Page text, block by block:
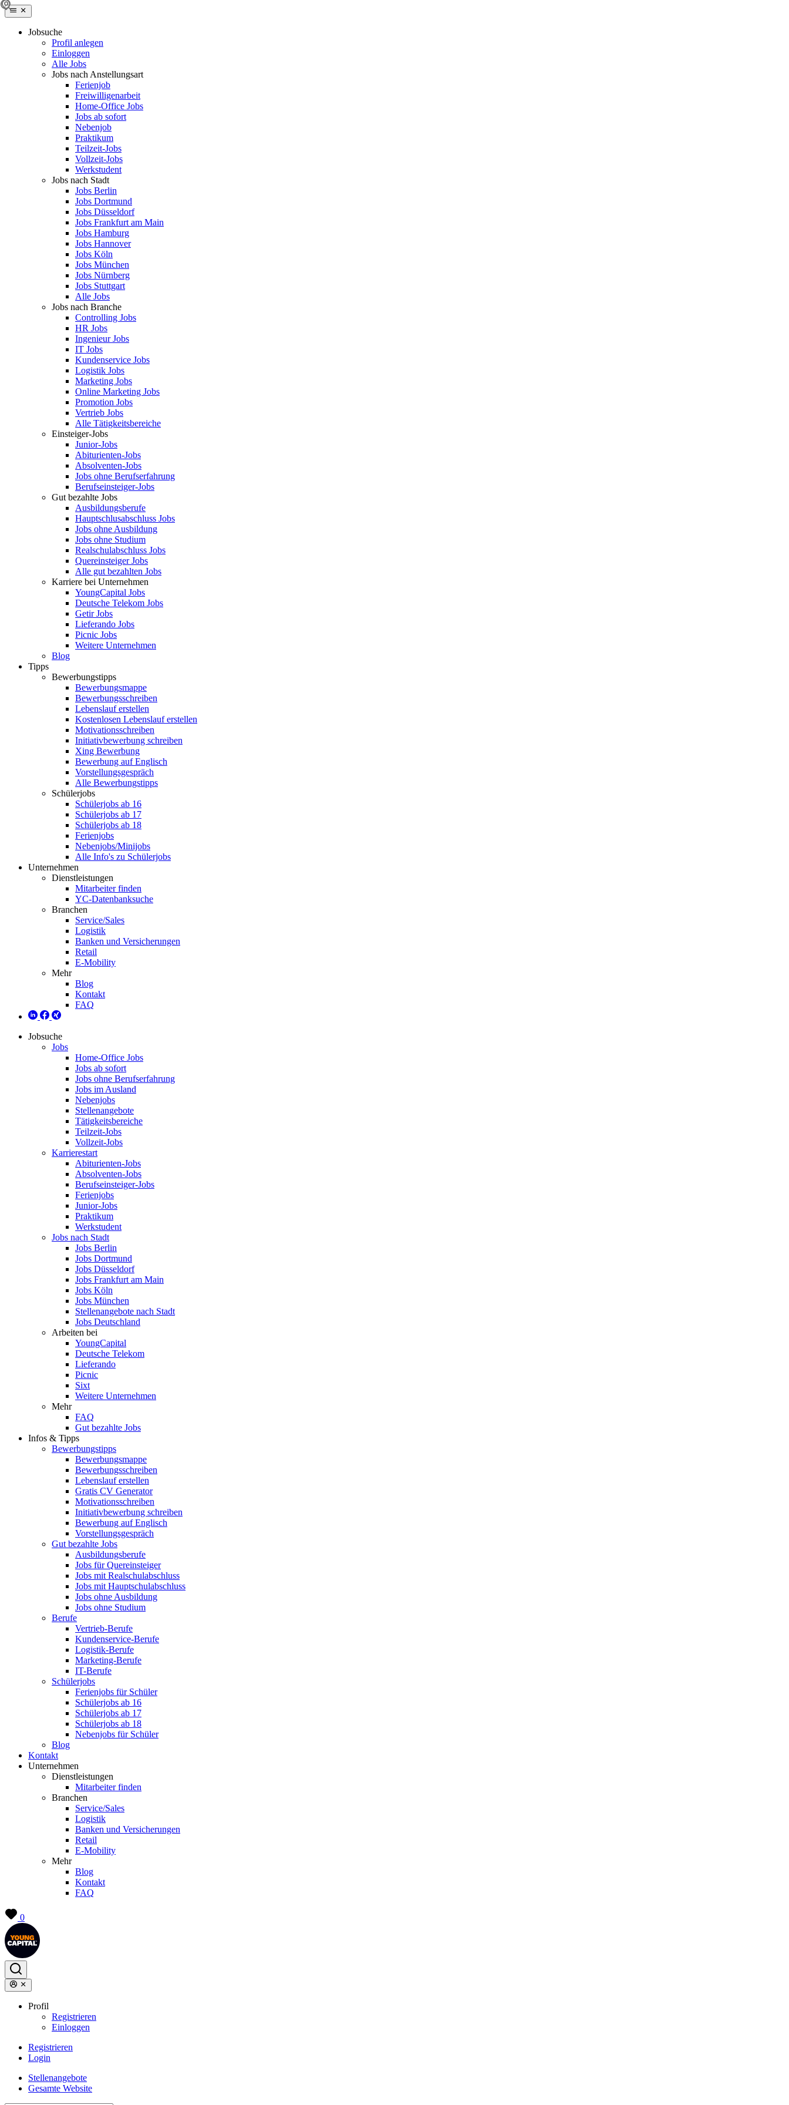
Jobsuche
Profil anlegen
Einloggen
Alle Jobs
Jobs nach Anstellungsart
Ferienjob
Freiwilligenarbeit
Home-Office Jobs
Jobs ab sofort
Nebenjob
Praktikum
Teilzeit-Jobs
Vollzeit-Jobs
Werkstudent
Jobs nach Stadt
Jobs Berlin
Jobs Dortmund
Jobs Düsseldorf
Jobs Frankfurt am Main
Jobs Hamburg
Jobs Hannover
Jobs Köln
Jobs München
Jobs Nürnberg
Jobs Stuttgart
Alle Jobs
Jobs nach Branche
Controlling Jobs
HR Jobs
Ingenieur Jobs
IT Jobs
Kundenservice Jobs
Logistik Jobs
Marketing Jobs
Online Marketing Jobs
Promotion Jobs
Vertrieb Jobs
Alle Tätigkeitsbereiche
Einsteiger-Jobs
Junior-Jobs
Abiturienten-Jobs
Absolventen-Jobs
Jobs ohne Berufserfahrung
Berufseinsteiger-Jobs
Gut bezahlte Jobs
Ausbildungsberufe
Hauptschlusabschluss Jobs
Jobs ohne Ausbildung
Jobs ohne Studium
Realschulabschluss Jobs
Quereinsteiger Jobs
Alle gut bezahlten Jobs
Karriere bei Unternehmen
YoungCapital Jobs
Deutsche Telekom Jobs
Getir Jobs
Lieferando Jobs
Picnic Jobs
Weitere Unternehmen
Blog
Tipps
Bewerbungstipps
Bewerbungsmappe
Bewerbungsschreiben
Lebenslauf erstellen
Kostenlosen Lebenslauf erstellen
Motivationsschreiben
Initiativbewerbung schreiben
Xing Bewerbung
Bewerbung auf Englisch
Vorstellungsgespräch
Alle Bewerbungstipps
Schülerjobs
Schülerjobs ab 16
Schülerjobs ab 17
Schülerjobs ab 18
Ferienjobs
Nebenjobs/Minijobs
Alle Info's zu Schülerjobs
Unternehmen
Dienstleistungen
Mitarbeiter finden
YC-Datenbanksuche
Branchen
Service/Sales
Logistik
Banken und Versicherungen
Retail
E-Mobility
Mehr
Blog
Kontakt
FAQ
Jobsuche
Jobs
Home-Office Jobs
Jobs ab sofort
Jobs ohne Berufserfahrung
Jobs im Ausland
Nebenjobs
Stellenangebote
Tätigkeitsbereiche
Teilzeit-Jobs
Vollzeit-Jobs
Karrierestart
Abiturienten-Jobs
Absolventen-Jobs
Berufseinsteiger-Jobs
Ferienjobs
Junior-Jobs
Praktikum
Werkstudent
Jobs nach Stadt
Jobs Berlin
Jobs Dortmund
Jobs Düsseldorf
Jobs Frankfurt am Main
Jobs Köln
Jobs München
Stellenangebote nach Stadt
Jobs Deutschland
Arbeiten bei
YoungCapital
Deutsche Telekom
Lieferando
Picnic
Sixt
Weitere Unternehmen
Mehr
FAQ
Gut bezahlte Jobs
Infos & Tipps
Bewerbungstipps
Bewerbungsmappe
Bewerbungsschreiben
Lebenslauf erstellen
Gratis CV Generator
Motivationsschreiben
Initiativbewerbung schreiben
Bewerbung auf Englisch
Vorstellungsgespräch
Gut bezahlte Jobs
Ausbildungsberufe
Jobs für Quereinsteiger
Jobs mit Realschulabschluss
Jobs mit Hauptschulabschluss
Jobs ohne Ausbildung
Jobs ohne Studium
Berufe
Vertrieb-Berufe
Kundenservice-Berufe
Logistik-Berufe
Marketing-Berufe
IT-Berufe
Schülerjobs
Ferienjobs für Schüler
Schülerjobs ab 16
Schülerjobs ab 17
Schülerjobs ab 18
Nebenjobs für Schüler
Blog
Kontakt
Unternehmen
Dienstleistungen
Mitarbeiter finden
Branchen
Service/Sales
Logistik
Banken und Versicherungen
Retail
E-Mobility
Mehr
Blog
Kontakt
FAQ
0
Profil
Registrieren
Einloggen
Registrieren
Login
Stellenangebote
Gesamte Website